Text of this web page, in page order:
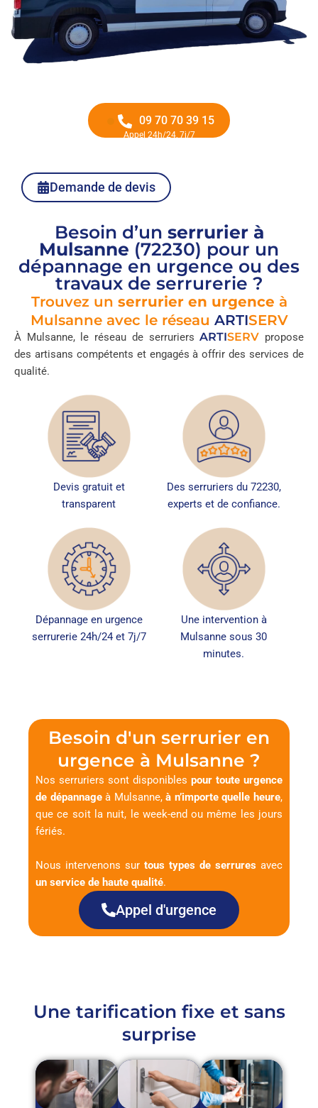
09 70 70 39 15
Appel 24h/24, 7j/7
Demande de devis
Besoin d’un serrurier à
Mulsanne (72230) pour un
dépannage en urgence ou des
travaux de serrurerie ?
Trouvez un serrurier en urgence à
Mulsanne avec le réseau ARTISERV
À Mulsanne, le réseau de serruriersARTISERV propose
des artisans compétents et engagés à offrir des services de
qualité.
Devis gratuit et
transparent
Des serruriers du 72230,
experts et de confiance.
Dépannage en urgence
serrurerie 24h/24 et 7j/7
Une intervention à
Mulsanne sous 30
minutes.
Besoin d'un serrurier en
urgence à Mulsanne ?
Nos serruriers sont disponibles pour toute urgence
de dépannageà Mulsanne,à n’importe quelle heure,
que ce soit la nuit, le week-end ou même les jours
fériés.
Nous intervenons sur tous types de serrures avec
un service de haute qualité.
Appel d'urgence
Une tarification fixe et sans
surprise